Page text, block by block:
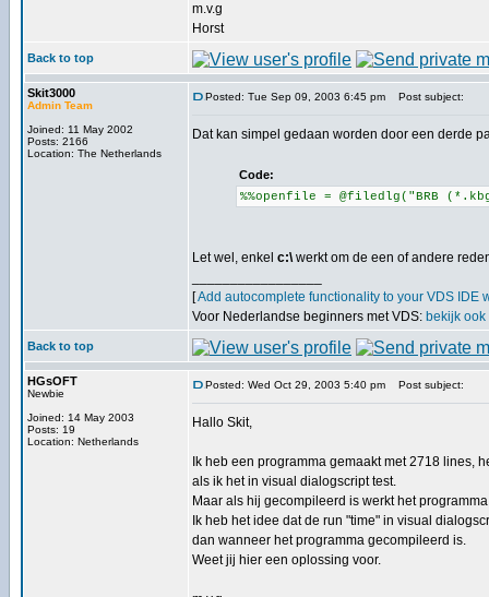
m.v.g
Horst
Back to top
Skit3000
Admin Team
Joined: 11 May 2002
Posts: 2166
Location: The Netherlands
Posted: Tue Sep 09, 2003 6:45 pm Post subject:
Dat kan simpel gedaan worden door een derde
Code:
%%openfile = @filedlg("BRB
Let wel, enkel c:\werkt om de een of andere
[Add autocomplete functionality to your VDS IDE
Voor Nederlandse beginners met VDS: bekijk
Back to top
HGsOFT
Newbie
Joined: 14 May 2003
Posts: 19
Location: Netherlands
Posted: Wed Oct 29, 2003 5:40 pm Post subject:
Hallo Skit,
Ik heb een programma gemaakt met 2718 lines,
als ik het in visual dialogscript test.
Maar als hij gecompileerd is werkt het
Ik heb het idee dat de run "time" in visual
dan wanneer het programma gecompileerd is.
Weet jij hier een oplossing voor.